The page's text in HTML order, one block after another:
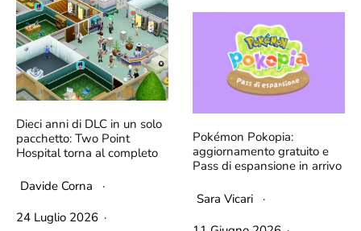
Dieci anni di DLC in un solo
pacchetto: Two Point
Hospital torna al completo
Davide Corna
·
24 Luglio 2026 ·
Pokémon Pokopia:
aggiornamento gratuito e
Pass di espansione in arrivo
Sara Vicari
·